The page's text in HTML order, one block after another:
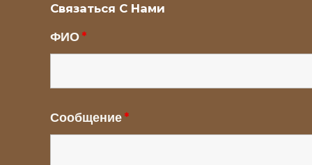
Связаться С Нами
ФИО*
Сообщение*